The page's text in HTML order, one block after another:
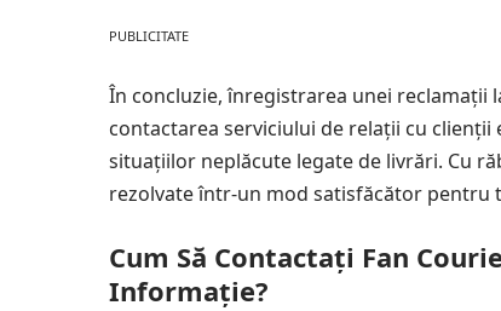
PUBLICITATE
În concluzie, înregistrarea unei reclamații
contactarea serviciului de relații cu
situațiilor neplăcute legate de livrări. Cu
rezolvate într-un mod satisfăcător pentru
Cum Să Contactați Fan
Informație?